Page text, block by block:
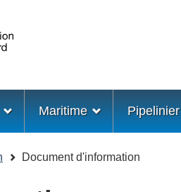
Maritime Pipelinier
Document d'information